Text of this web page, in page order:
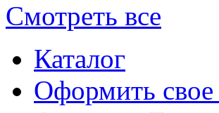
Смотреть все
Каталог
Оформить свое